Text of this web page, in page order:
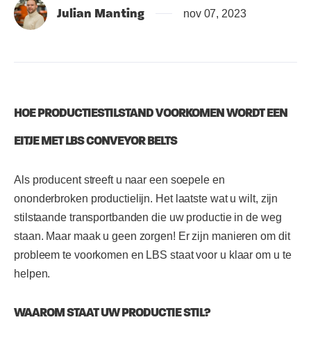
Julian Manting nov 07, 2023
HOE PRODUCTIESTILSTAND VOORKOMEN WORDT EEN
EITJE MET LBS CONVEYOR BELTS
Als producent streeft u naar een soepele en
ononderbroken productielijn. Het laatste wat u wilt, zijn
stilstaande transportbanden die uw productie in de weg
staan. Maar maak u geen zorgen! Er zijn manieren om dit
probleem te voorkomen en LBS staat voor u klaar om u te
helpen.
WAAROM STAAT UW PRODUCTIE STIL?